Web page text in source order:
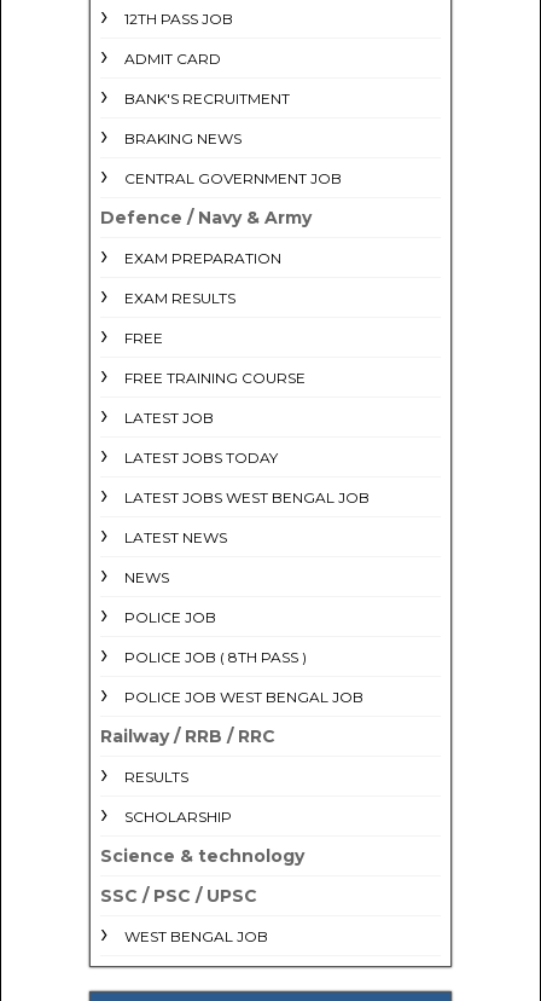
12TH PASS JOB
ADMIT CARD
BANK'S RECRUITMENT
BRAKING NEWS
CENTRAL GOVERNMENT JOB
Defence / Navy & Army
EXAM PREPARATION
EXAM RESULTS
FREE
FREE TRAINING COURSE
LATEST JOB
LATEST JOBS TODAY
LATEST JOBS WEST BENGAL JOB
LATEST NEWS
NEWS
POLICE JOB
POLICE JOB ( 8TH PASS )
POLICE JOB WEST BENGAL JOB
Railway / RRB / RRC
RESULTS
SCHOLARSHIP
Science & technology
SSC / PSC / UPSC
WEST BENGAL JOB